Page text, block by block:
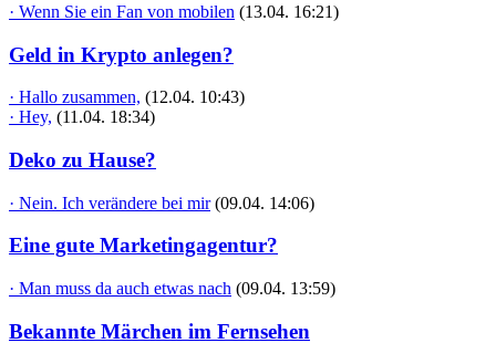
· Wenn Sie ein Fan von mobilen (13.04. 16:21)
Geld in Krypto anlegen?
· Hallo zusammen, (12.04. 10:43)
· Hey, (11.04. 18:34)
Deko zu Hause?
· Nein. Ich verändere bei mir (09.04. 14:06)
Eine gute Marketingagentur?
· Man muss da auch etwas nach (09.04. 13:59)
Bekannte Märchen im Fernsehen